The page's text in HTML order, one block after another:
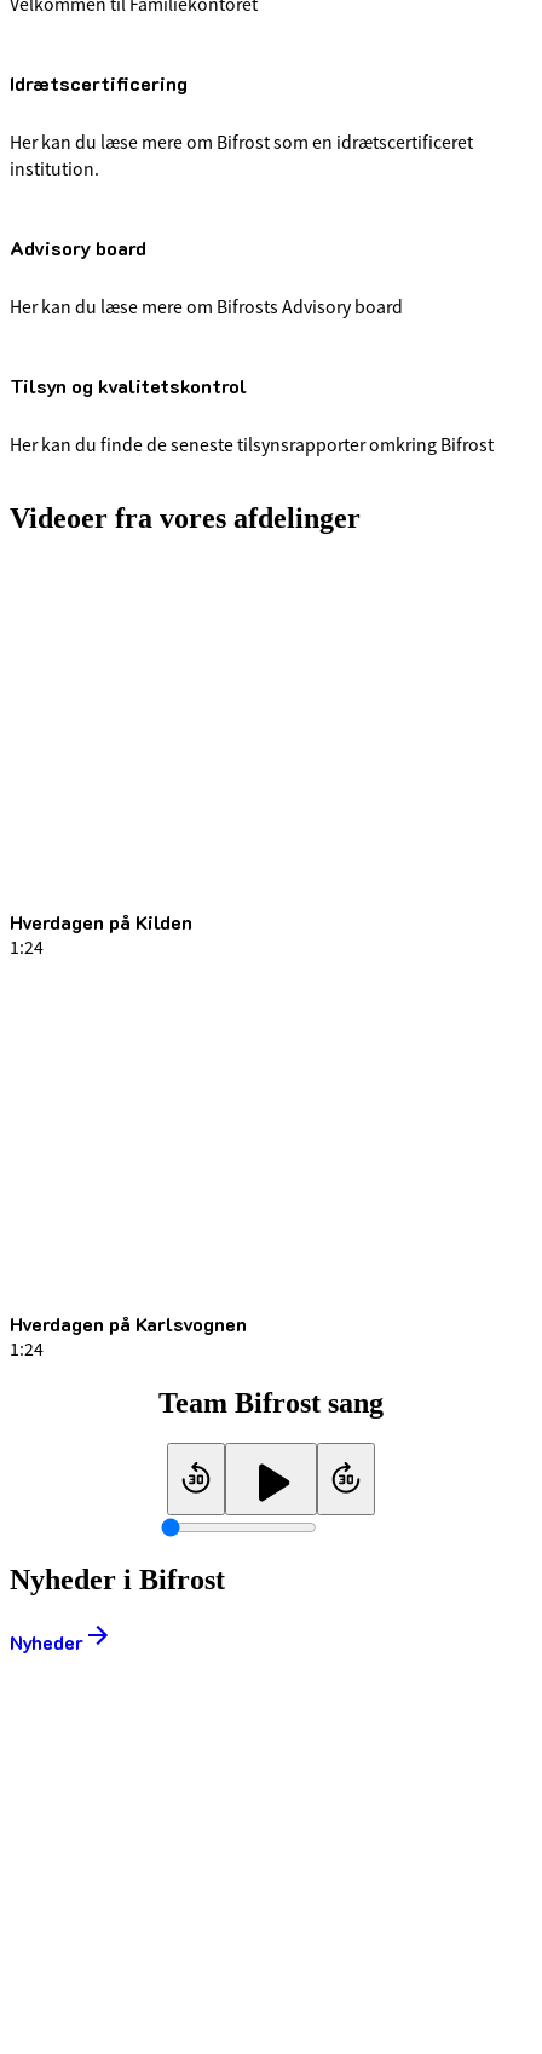
Idrætscertificering
Her kan du læse mere om Bifrost som en idrætscertificeret
institution.
Advisory board
Her kan du læse mere om Bifrosts Advisory board
Tilsyn og kvalitetskontrol
Her kan du finde de seneste tilsynsrapporter omkring Bifrost
Videoer fra vores afdelinger
Hverdagen på Kilden
1:24
Hverdagen på Karlsvognen
1:24
Team Bifrost sang
Nyheder i Bifrost
Nyheder